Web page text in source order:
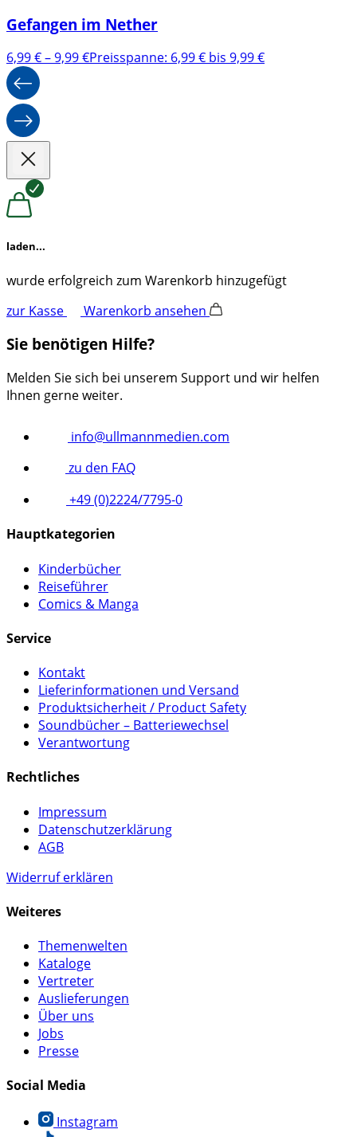
Gefangen im Nether
6,99€–9,99€Preisspanne: 6,99 € bis 9,99 €
laden...
wurde erfolgreich zum Warenkorb hinzugefügt
zur Kasse
Warenkorb ansehen
Sie benötigen Hilfe?
Melden Sie sich bei unserem Support und wir helfen
Ihnen gerne weiter.
info@ullmannmedien.com
zu den FAQ
+49 (0)2224/7795-0
Hauptkategorien
Kinderbücher
Reiseführer
Comics & Manga
Service
Kontakt
Lieferinformationen und Versand
Produktsicherheit / Product Safety
Soundbücher – Batteriewechsel
Verantwortung
Rechtliches
Impressum
Datenschutzerklärung
AGB
Widerruf erklären
Weiteres
Themenwelten
Kataloge
Vertreter
Auslieferungen
Über uns
Jobs
Presse
Social Media
Instagram